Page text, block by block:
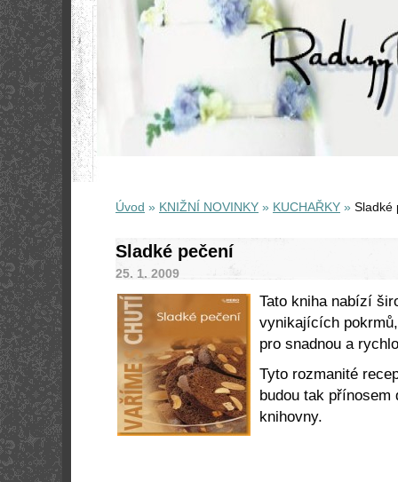
Úvod » KNIŽNÍ NOVINKY » KUCHAŘKY » Sladké
Sladké pečení
25. 1. 2009
Tato kniha nabízí
vynikajících
pro snadnou a
Tyto rozmanité
budou tak
knihovny.